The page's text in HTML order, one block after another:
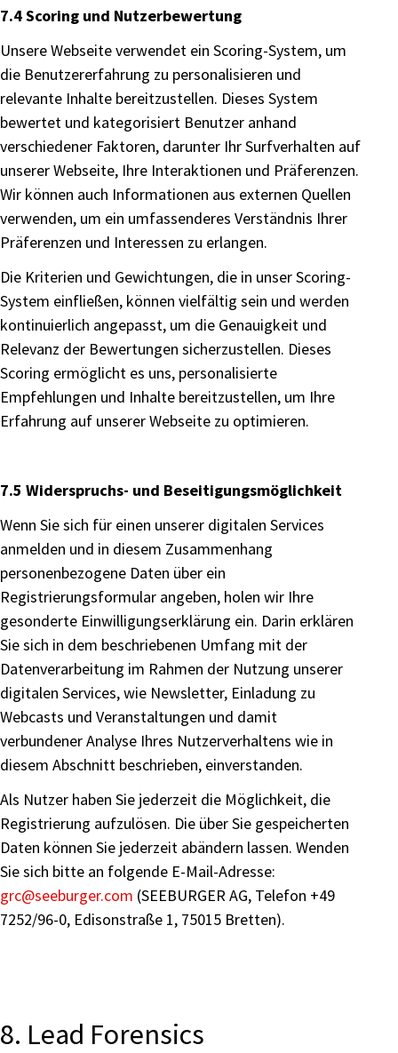
7.4 Scoring und Nutzerbewertung
Unsere Webseite verwendet ein Scoring-System, um
die Benutzererfahrung zu personalisieren und
relevante Inhalte bereitzustellen. Dieses System
bewertet und kategorisiert Benutzer anhand
verschiedener Faktoren, darunter Ihr Surfverhalten auf
unserer Webseite, Ihre Interaktionen und Präferenzen.
Wir können auch Informationen aus externen Quellen
verwenden, um ein umfassenderes Verständnis Ihrer
Präferenzen und Interessen zu erlangen.
Die Kriterien und Gewichtungen, die in unser Scoring-
System einfließen, können vielfältig sein und werden
kontinuierlich angepasst, um die Genauigkeit und
Relevanz der Bewertungen sicherzustellen. Dieses
Scoring ermöglicht es uns, personalisierte
Empfehlungen und Inhalte bereitzustellen, um Ihre
Erfahrung auf unserer Webseite zu optimieren.
7.5 Widerspruchs- und Beseitigungsmöglichkeit
Wenn Sie sich für einen unserer digitalen Services
anmelden und in diesem Zusammenhang
personenbezogene Daten über ein
Registrierungsformular angeben, holen wir Ihre
gesonderte Einwilligungserklärung ein. Darin erklären
Sie sich in dem beschriebenen Umfang mit der
Datenverarbeitung im Rahmen der Nutzung unserer
digitalen Services, wie Newsletter, Einladung zu
Webcasts und Veranstaltungen und damit
verbundener Analyse Ihres Nutzerverhaltens wie in
diesem Abschnitt beschrieben, einverstanden.
Als Nutzer haben Sie jederzeit die Möglichkeit, die
Registrierung aufzulösen. Die über Sie gespeicherten
Daten können Sie jederzeit abändern lassen. Wenden
Sie sich bitte an folgende E-Mail-Adresse:
grc@seeburger.com (SEEBURGER AG, Telefon +49
7252/96-0, Edisonstraße 1, 75015 Bretten).
8. Lead Forensics